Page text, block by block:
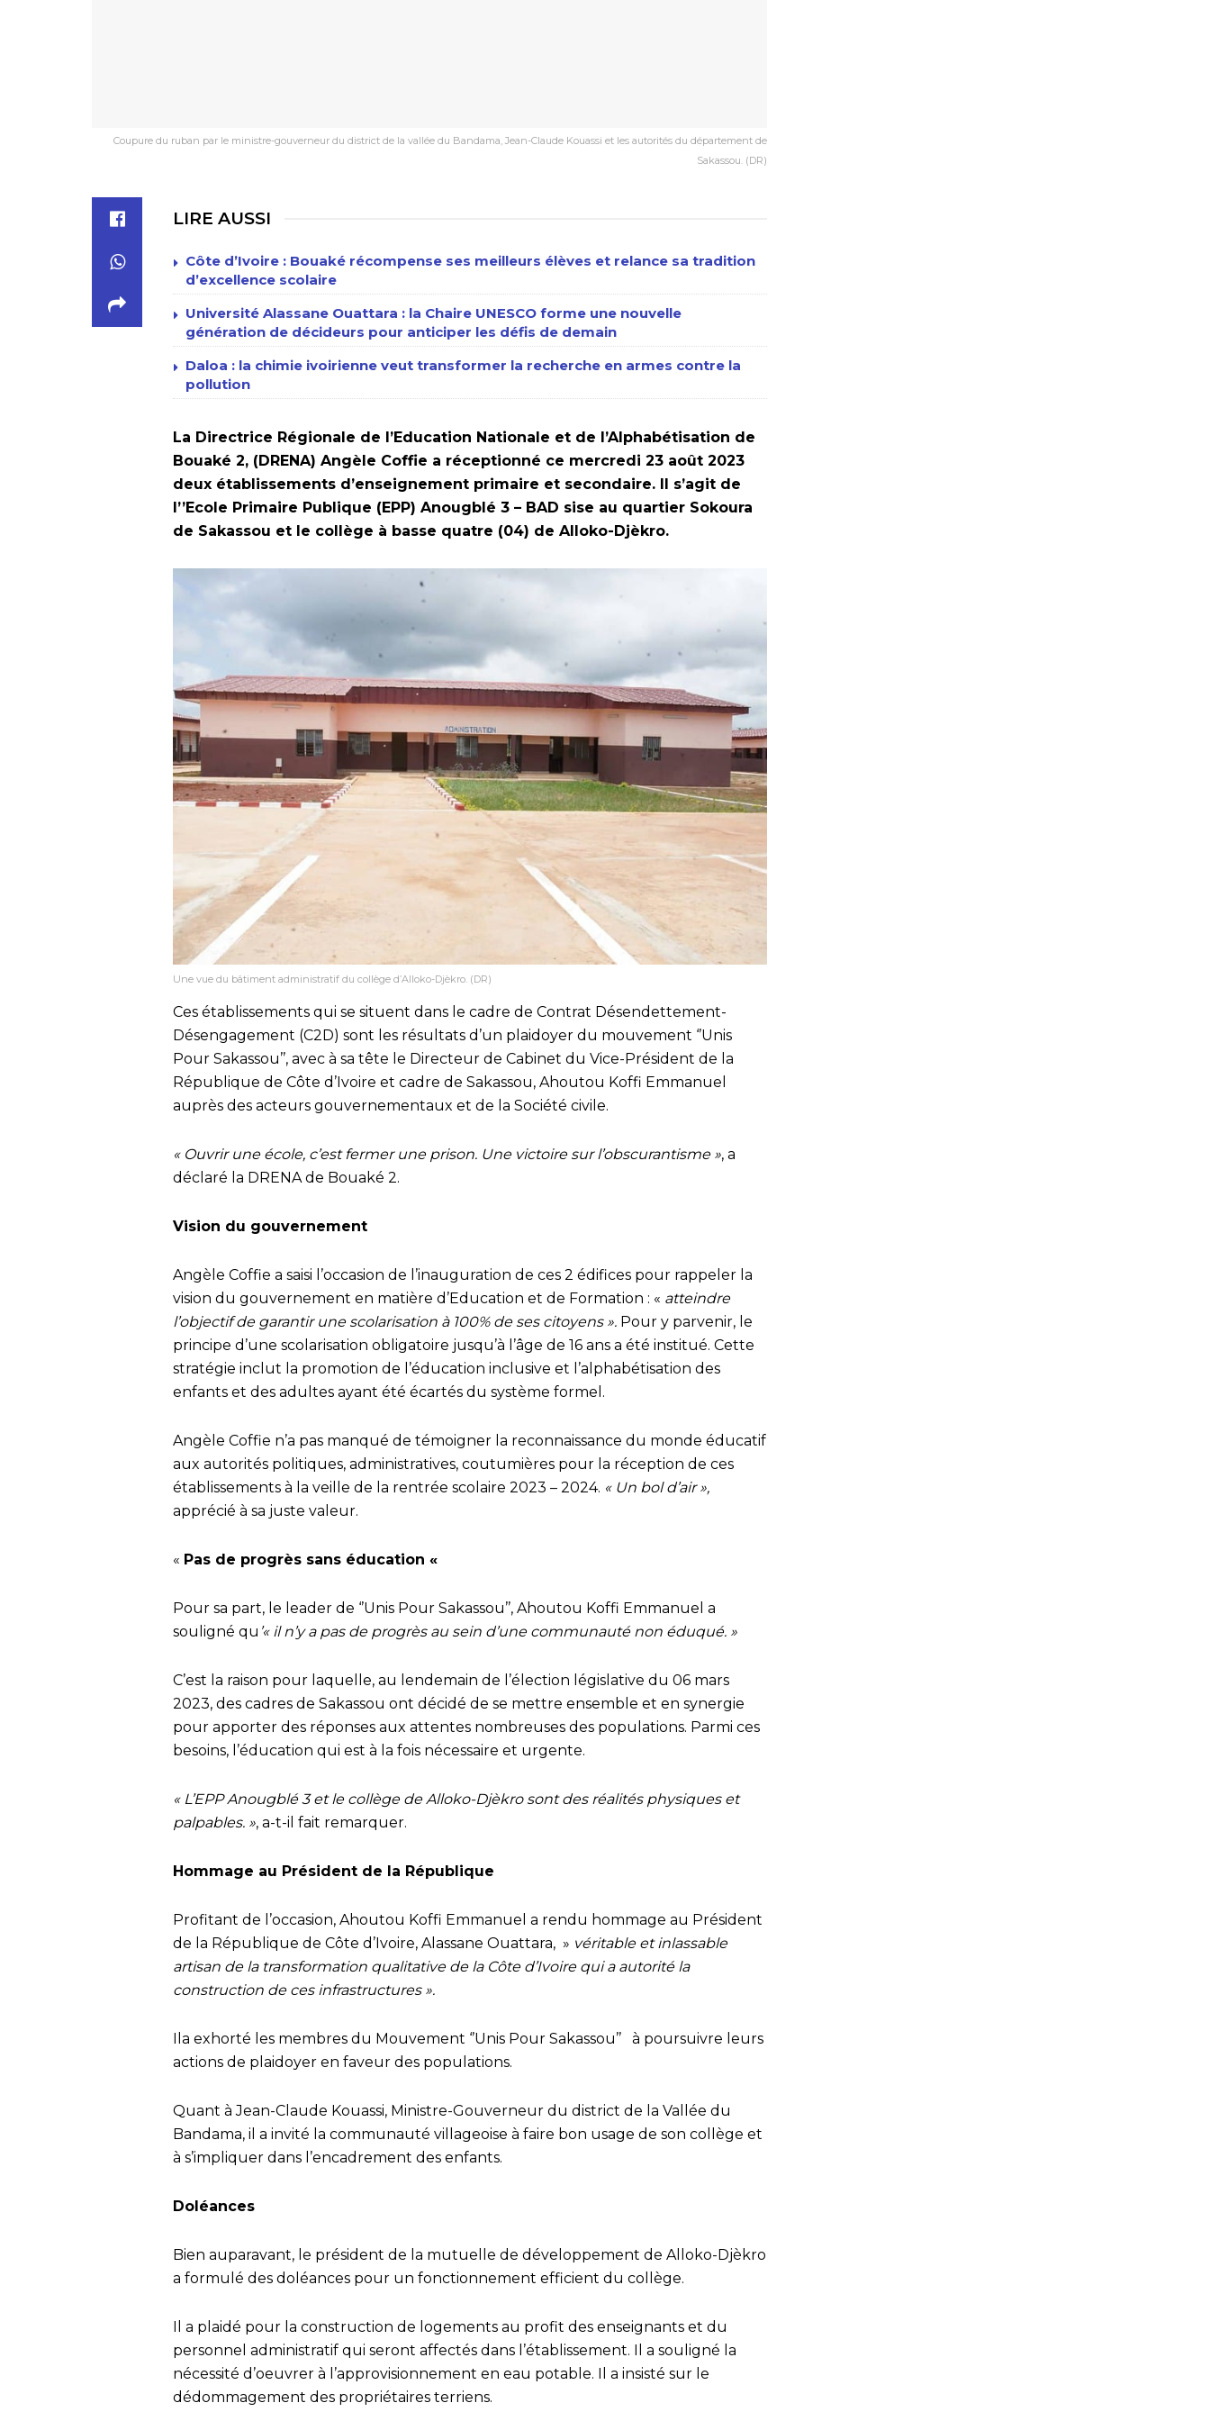
Coupure du ruban par le ministre-gouverneur du district de la vallée du Bandama, Jean-Claude Kouassi et les autorités du département de
Sakassou. (DR)
LIRE AUSSI
Côte d’Ivoire : Bouaké récompense ses meilleurs élèves et relance sa tradition
d’excellence scolaire
Université Alassane Ouattara : la Chaire UNESCO forme une nouvelle
génération de décideurs pour anticiper les défis de demain
Daloa : la chimie ivoirienne veut transformer la recherche en armes contre la
pollution
La Directrice Régionale de l’Education Nationale et de l’Alphabétisation de
Bouaké 2, (DRENA) Angèle Coffie a réceptionné ce mercredi 23 août 2023
deux établissements d’enseignement primaire et secondaire. Il s’agit de
l’’Ecole Primaire Publique (EPP) Anougblé 3 – BAD sise au quartier Sokoura
de Sakassou et le collège à basse quatre (04) de Alloko-Djèkro.
Une vue du bâtiment administratif du collège d’Alloko-Djèkro. (DR)
Ces établissements qui se situent dans le cadre de Contrat Désendettement-
Désengagement (C2D) sont les résultats d’un plaidoyer du mouvement ‘’Unis
Pour Sakassou’’, avec à sa tête le Directeur de Cabinet du Vice-Président de la
République de Côte d’Ivoire et cadre de Sakassou, Ahoutou Koffi Emmanuel
auprès des acteurs gouvernementaux et de la Société civile.
« Ouvrir une école, c’est fermer une prison. Une victoire sur l’obscurantisme », a
déclaré la DRENA de Bouaké 2.
Vision du gouvernement
Angèle Coffie a saisi l’occasion de l’inauguration de ces 2 édifices pour rappeler la
vision du gouvernement en matière d’Education et de Formation : « atteindre
l’objectif de garantir une scolarisation à 100% de ses citoyens ». Pour y parvenir, le
principe d’une scolarisation obligatoire jusqu’à l’âge de 16 ans a été institué. Cette
stratégie inclut la promotion de l’éducation inclusive et l’alphabétisation des
enfants et des adultes ayant été écartés du système formel.
Angèle Coffie n’a pas manqué de témoigner la reconnaissance du monde éducatif
aux autorités politiques, administratives, coutumières pour la réception de ces
établissements à la veille de la rentrée scolaire 2023 – 2024. « Un bol d’air »,
apprécié à sa juste valeur.
« Pas de progrès sans éducation «
Pour sa part, le leader de ‘’Unis Pour Sakassou’’, Ahoutou Koffi Emmanuel a
souligné qu ’« il n’y a pas de progrès au sein d’une communauté non éduqué. »
C’est la raison pour laquelle, au lendemain de l’élection législative du 06 mars
2023, des cadres de Sakassou ont décidé de se mettre ensemble et en synergie
pour apporter des réponses aux attentes nombreuses des populations. Parmi ces
besoins, l’éducation qui est à la fois nécessaire et urgente.
« L’EPP Anougblé 3 et le collège de Alloko-Djèkro sont des réalités physiques et
palpables. », a-t-il fait remarquer.
Hommage au Président de la République
Profitant de l’occasion, Ahoutou Koffi Emmanuel a rendu hommage au Président
de la République de Côte d’Ivoire, Alassane Ouattara, » véritable et inlassable
artisan de la transformation qualitative de la Côte d’Ivoire qui a autorité la
construction de ces infrastructures ».
Ila exhorté les membres du Mouvement ‘’Unis Pour Sakassou’’ à poursuivre leurs
actions de plaidoyer en faveur des populations.
Quant à Jean-Claude Kouassi, Ministre-Gouverneur du district de la Vallée du
Bandama, il a invité la communauté villageoise à faire bon usage de son collège et
à s’impliquer dans l’encadrement des enfants.
Doléances
Bien auparavant, le président de la mutuelle de développement de Alloko-Djèkro
a formulé des doléances pour un fonctionnement efficient du collège.
Il a plaidé pour la construction de logements au profit des enseignants et du
personnel administratif qui seront affectés dans l’établissement. Il a souligné la
nécessité d’oeuvrer à l’approvisionnement en eau potable. Il a insisté sur le
dédommagement des propriétaires terriens.